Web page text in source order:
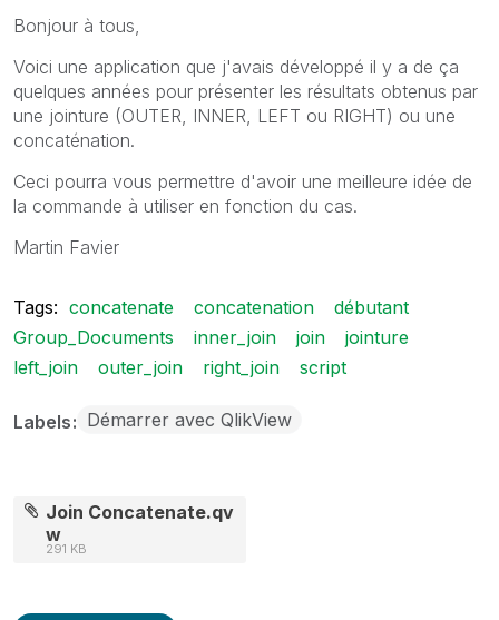
Bonjour à tous,
Voici une application que j'avais développé il y a de ça
quelques années pour présenter les résultats obtenus par
une jointure (OUTER, INNER, LEFT ou RIGHT) ou une
concaténation.
Ceci pourra vous permettre d'avoir une meilleure idée de
la commande à utiliser en fonction du cas.
Martin Favier
Tags: concatenate concatenation
débutant
Group_Documents
inner_join join
jointure
left_join
outer_join right_join script
Labels Démarrer avec QlikView
Join Concatenate.qv
w
291 KB